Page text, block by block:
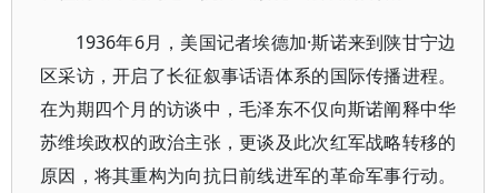
1936年6月，美国记者埃德加·斯诺来到陕甘宁边
区采访，开启了长征叙事话语体系的国际传播进程。
在为期四个月的访谈中，毛泽东不仅向斯诺阐释中华
苏维埃政权的政治主张，更谈及此次红军战略转移的
原因，将其重构为向抗日前线进军的革命军事行动。